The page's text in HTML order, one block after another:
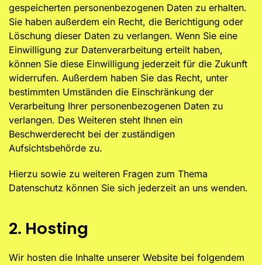
gespeicherten personenbezogenen Daten zu erhalten.
Sie haben außerdem ein Recht, die Berichtigung oder
Löschung dieser Daten zu verlangen. Wenn Sie eine
Einwilligung zur Datenverarbeitung erteilt haben,
können Sie diese Einwilligung jederzeit für die Zukunft
widerrufen. Außerdem haben Sie das Recht, unter
bestimmten Umständen die Einschränkung der
Verarbeitung Ihrer personenbezogenen Daten zu
verlangen. Des Weiteren steht Ihnen ein
Beschwerderecht bei der zuständigen
Aufsichtsbehörde zu.
Hierzu sowie zu weiteren Fragen zum Thema
Datenschutz können Sie sich jederzeit an uns wenden.
2. Hosting
Wir hosten die Inhalte unserer Website bei folgendem